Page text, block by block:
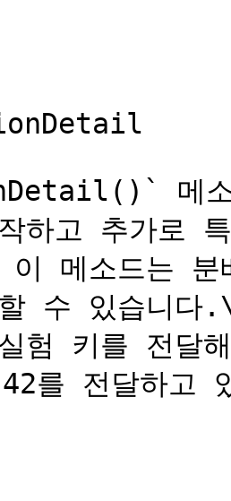
메
하고 추가로
이 메소드는
수 있습니다
험 키를 전달
를 전달하고